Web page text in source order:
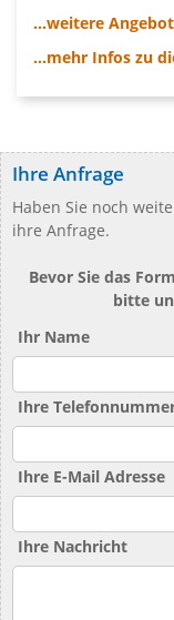
...weitere
...mehr Infos zu
Ihre Anfrage
Haben Sie noch
ihre Anfrage.
Bevor Sie das
bitte
Ihr Name
Ihre
Ihre E-Mail Adresse
Ihre Nachricht